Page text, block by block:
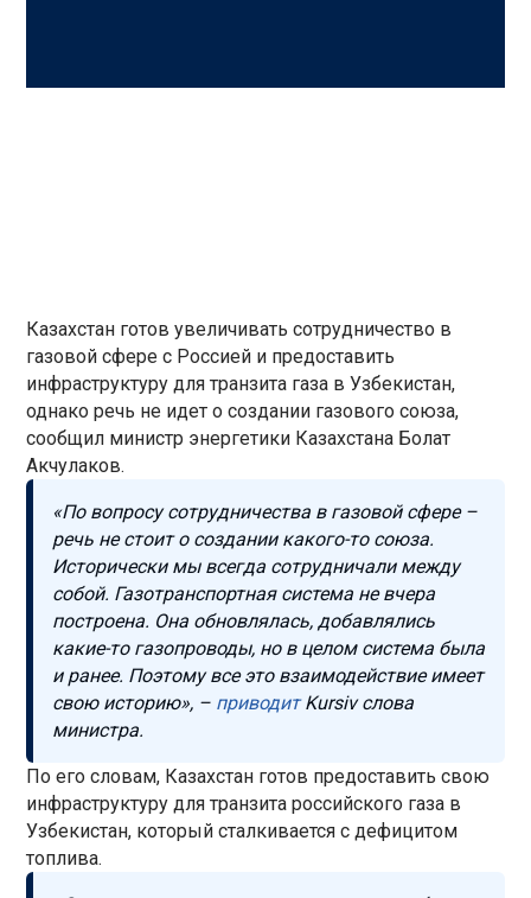
Казахстан готов увеличивать сотрудничество в
газовой сфере с Россией и предоставить
инфраструктуру для транзита газа в Узбекистан,
однако речь не идет о создании газового союза,
сообщил министр энергетики Казахстана Болат
Акчулаков.
«По вопросу сотрудничества в газовой сфере –
речь не стоит о создании какого-то союза.
Исторически мы всегда сотрудничали между
собой. Газотранспортная система не вчера
построена. Она обновлялась, добавлялись
какие-то газопроводы, но в целом система была
и ранее. Поэтому все это взаимодействие имеет
свою историю», – приводитKursiv слова
министра.
По его словам, Казахстан готов предоставить свою
инфраструктуру для транзита российского газа в
Узбекистан, который сталкивается с дефицитом
топлива.